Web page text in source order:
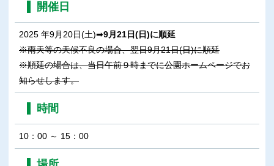
開催日
2025 年9月20日(土)➡9月21日(日)に順延
※雨天等の天候不良の場合、翌日9月21日(日)に順延
※順延の場合は、当日午前９時までに公園ホームページでお
知らせします。
時間
10：00 ～ 15：00